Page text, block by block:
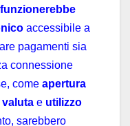
funzionerebbe
accessibile a
pagamenti sia
connessione
come apertura
valuta e utilizzo
sarebbero